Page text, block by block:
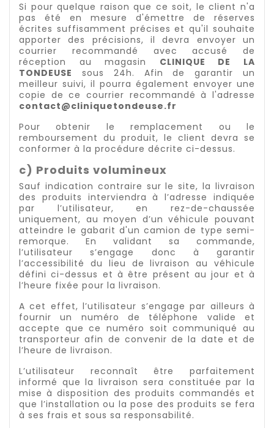
Si pour quelque raison que ce soit, le client n'a
pas été en mesure d'émettre de réserves
écrites suffisamment précises et qu'il souhaite
apporter des précisions, il devra envoyer un
courrier recommandé avec accusé de
réception aumagasin CLINIQUE DE LA
TONDEUSE sous 24h. Afin de garantir un
meilleur suivi, il pourra également envoyer une
copie de ce courrier recommandé à l'adresse
contact@cliniquetondeuse.fr
Pour obtenir le remplacement ou le
remboursement du produit, le client devra se
conformer à la procédure décrite ci-dessus.
c) Produits volumineux
Sauf indication contraire sur le site, la livraison
des produits interviendra à l’adresse indiquée
par l’utilisateur, en rez-de-chaussée
uniquement, au moyen d’un véhicule pouvant
atteindre le gabarit d'un camion de type semi-
remorque. En validant sa commande,
l’utilisateur s’engage donc à garantir
l’accessibilité du lieu de livraison au véhicule
défini ci-dessus et à être présent au jour et à
l’heure fixée pour la livraison.
A cet effet, l’utilisateur s’engage par ailleurs à
fournir un numéro de téléphone valide et
accepte que ce numéro soit communiqué au
transporteur afin de convenir de la date et de
l’heure de livraison.
L’utilisateur reconnaît être parfaitement
informé que la livraison sera constituée par la
mise à disposition des produits commandés et
que l’installation ou la pose des produits se fera
à ses frais et sous sa responsabilité.